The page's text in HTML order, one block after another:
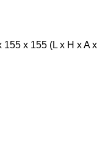
x 155 (L x H x A x